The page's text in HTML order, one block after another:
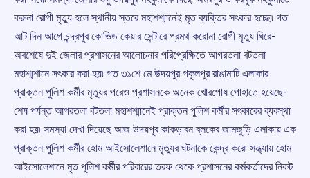
করুনা রোগী মৃত্যু হলে স্থানীয় স্তরে মহাশশ্মানেই মৃত ব্যক্তির সৎকার হচ্ছে৷ গত
আট দিন আগে চন্দ্রপুর কোভিড কেয়ার সেন্টারে প্রমথ করোনা রোগী মৃত্যু ঘিরে-
অবশেষে দুই জেলার প্রশাসনের আলোচনার পরিপ্রেক্ষিতে আগরতলা বটতলা
মহাশ্মশানে সৎকার করা হয়৷ গত ৩১শে মে উদয়পুর গকুলপুর রাঙামাটি এলাকার
প্রাক্তন পুলিশ কর্মীর মৃত্যুর পরেও প্রশাসনকে অনেক খোরপোষ পোহাতে হয়েছে-
শেষ পর্যন্ত আগরতলা বটতলা মহাশশ্মানেই প্রাক্তন পুলিশ কর্মীর সৎকারের ব্যবস্থা
করা হয়৷ সমস্যা দেখা দিয়েছে আজ উদয়পুর কাকড়াবন ব্লকের জামজুড়ি এলাকায় এক
প্রাক্তন পুলিশ কর্মীর হোম আইসোলেশানে মৃত্যুর ঘটনাকে কেন্দ্র করে৷ সন্ধ্যায় হোম
আইসোলেশানে মৃত পুলিশ কর্মীর পরিবারের তরফ থেকে প্রশাসনের কর্মকর্তাদের নিকট